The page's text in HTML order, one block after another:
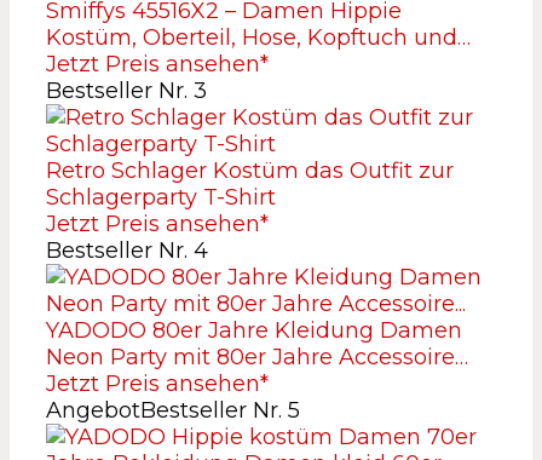
Smiffys 45516X2 – Damen Hippie
Kostüm, Oberteil, Hose, Kopftuch und…
Jetzt Preis ansehen*
Bestseller Nr. 3
Retro Schlager Kostüm das Outfit zur
Schlagerparty T-Shirt
Jetzt Preis ansehen*
Bestseller Nr. 4
YADODO 80er Jahre Kleidung Damen
Neon Party mit 80er Jahre Accessoire…
Jetzt Preis ansehen*
AngebotBestseller Nr. 5